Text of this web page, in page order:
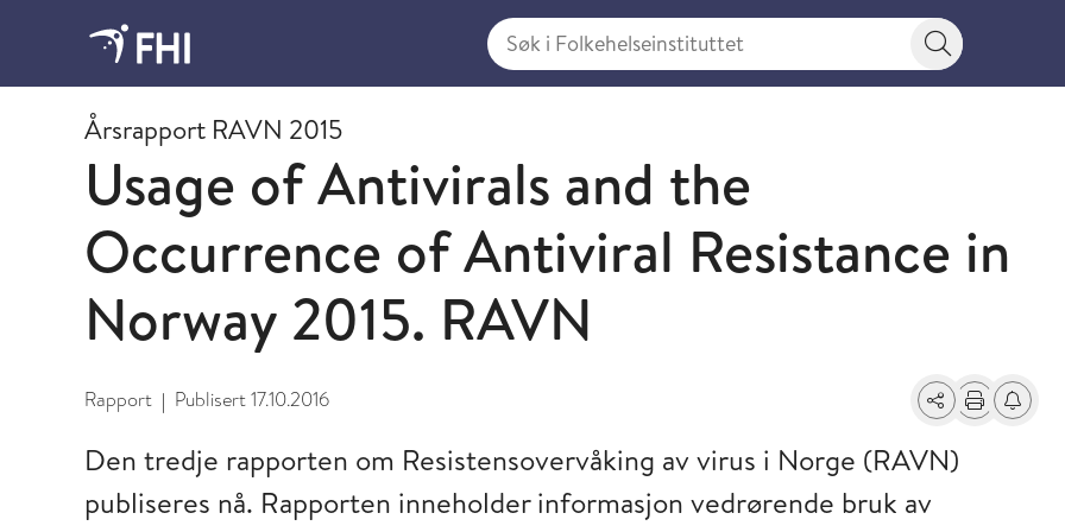
Søk i Folkehelseinstituttet
Søkeknapp
2016 - publikasjoner fra FHI
Årsrapport RAVN 2015
Usage of Antivirals and the
Occurrence of Antiviral Resistance in
Norway 2015. RAVN
Rapport | Publisert17.10.2016 Del Skriv ut
Få
Den tredje rapporten om Resistensovervåking av virus i Norge (RAVN)
publiseres nå. Rapporten inneholder informasjon vedrørende bruk av